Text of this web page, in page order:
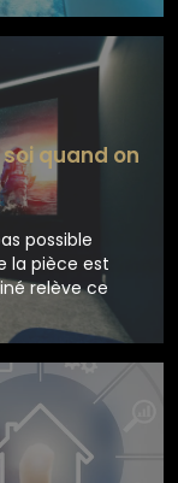
En voir plus
quand on
possible
la pièce est
relève ce